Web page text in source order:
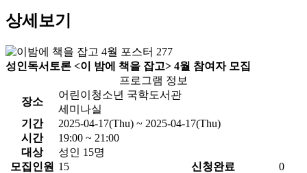
상세보기
성인독서토론 <이 밤에 책을 잡고> 4월 참여자 모집
프로그램 정보
장소
어린이청소년 국학도서관
세미나실
기간
2025-04-17(Thu) ~ 2025-04-17(Thu)
시간
19:00 ~ 21:00
대상
성인 15명
모집인원 15 신청완료
0